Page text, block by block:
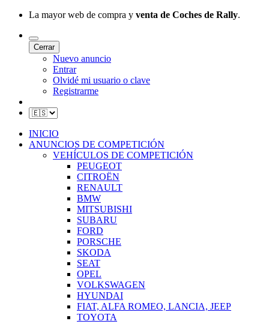
La mayor web de compra y venta de Coches de Rally.
Cerrar
Nuevo anuncio
Entrar
Olvidé mi usuario o clave
Registrarme
INICIO
ANUNCIOS DE COMPETICIÓN
VEHÍCULOS DE COMPETICIÓN
PEUGEOT
CITROËN
RENAULT
BMW
MITSUBISHI
SUBARU
FORD
PORSCHE
SKODA
SEAT
OPEL
VOLKSWAGEN
HYUNDAI
FIAT, ALFA ROMEO, LANCIA, JEEP
TOYOTA